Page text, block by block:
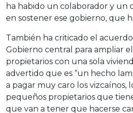
ha habido un colaborador y un
en sostener ese gobierno, que
También ha criticado el
Gobierno central para ampliar
propietarios con una sola
advertido que es “un hecho
a pagar muy caro los vizcaínos,
pequeños propietarios que
que van a tener que hacerse